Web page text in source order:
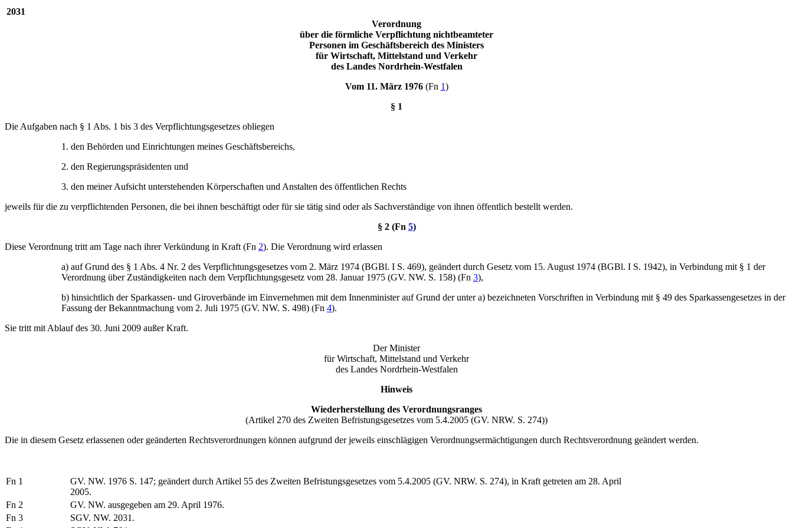
2031
Verordnung
über die förmliche Verpflichtung nichtbeamteter
Personen im Geschäftsbereich des Ministers
für Wirtschaft, Mittelstand und Verkehr
des Landes Nordrhein-Westfalen
Vom 11. März 1976(Fn 1)
§ 1
Die Aufgaben nach § 1 Abs. 1 bis 3 des Verpflichtungsgesetzes obliegen
1. den Behörden und Einrichtungen meines Geschäftsbereichs,
2. den Regierungspräsidenten und
3. den meiner Aufsicht unterstehenden Körperschaften und Anstalten des öffentlichen Rechts
jeweils für die zu verpflichtenden Personen, die bei ihnen beschäftigt oder für sie tätig sind oder als Sachverständige von ihnen öffentlich bestellt werden.
§ 2 (Fn 5)
Diese Verordnung tritt am Tage nach ihrer Verkündung in Kraft (Fn 2). Die Verordnung wird erlassen
a) auf Grund des § 1 Abs. 4 Nr. 2 des Verpflichtungsgesetzes vom 2. März 1974 (BGBl. I S. 469), geändert durch Gesetz vom 15. August 1974 (BGBl. I S. 1942), in Verbindung mit § 1 der
Verordnung über Zuständigkeiten nach dem Verpflichtungsgesetz vom 28. Januar 1975 (GV. NW. S. 158) (Fn 3),
b) hinsichtlich der Sparkassen- und Giroverbände im Einvernehmen mit dem Innenminister auf Grund der unter a) bezeichneten Vorschriften in Verbindung mit § 49 des Sparkassengesetzes in der
Fassung der Bekanntmachung vom 2. Juli 1975 (GV. NW. S. 498) (Fn 4).
Sie tritt mit Ablauf des 30. Juni 2009 außer Kraft.
Der Minister
für Wirtschaft, Mittelstand und Verkehr
des Landes Nordrhein-Westfalen
Hinweis
Wiederherstellung des Verordnungsranges
(Artikel 270 des Zweiten Befristungsgesetzes vom 5.4.2005 (GV. NRW. S. 274))
Die in diesem Gesetz erlassenen oder geänderten Rechtsverordnungen können aufgrund der jeweils einschlägigen Verordnungsermächtigungen durch Rechtsverordnung geändert werden.
Fn 1
GV. NW. 1976 S. 147; geändert durch Artikel 55 des Zweiten Befristungsgesetzes vom 5.4.2005 (GV. NRW. S. 274), in Kraft getreten am 28. April
2005.
Fn 2
GV. NW. ausgegeben am 29. April 1976.
Fn 3
SGV. NW. 2031.